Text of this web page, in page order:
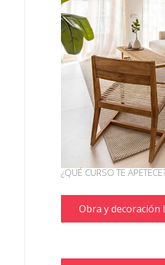
¿QUÉ CURSO TE
Obra y decoración